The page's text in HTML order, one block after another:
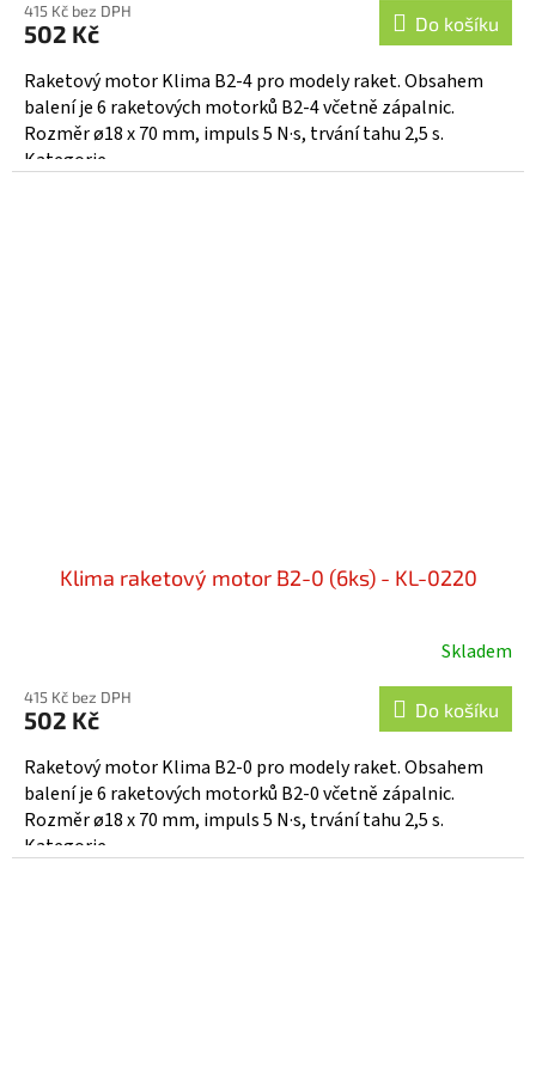
415 Kč bez DPH
502 Kč Do košíku
Raketový motor Klima B2-4 pro modely raket. Obsahem
balení je 6 raketových motorků B2-4 včetně zápalnic.
Rozměr ø18 x 70 mm, impuls 5 N·s, trvání tahu 2,5 s.
Kategorie...
Klima raketový motor B2-0 (6ks) - KL-0220
Skladem
415 Kč bez DPH
502 Kč Do košíku
Raketový motor Klima B2-0 pro modely raket. Obsahem
balení je 6 raketových motorků B2-0 včetně zápalnic.
Rozměr ø18 x 70 mm, impuls 5 N·s, trvání tahu 2,5 s.
Kategorie...